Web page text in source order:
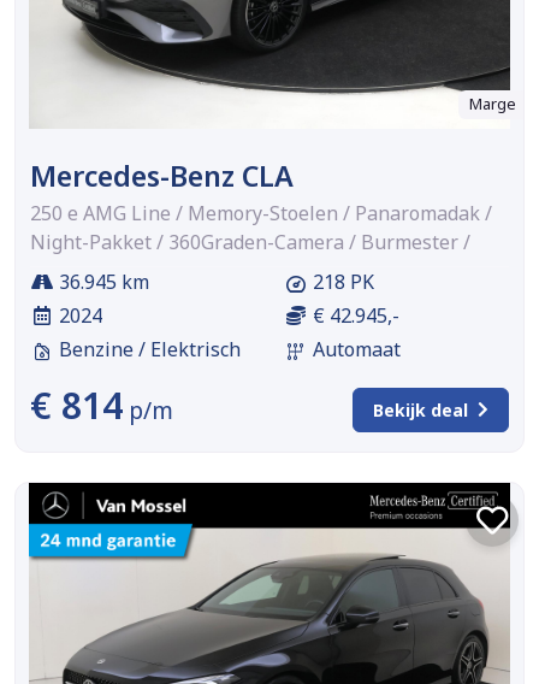
Marge
Mercedes-Benz CLA
250 e AMG Line / Memory-Stoelen / Panaromadak /
Night-Pakket / 360Graden-Camera / Burmester /
36.945 km
2024
Benzine / Elektrisch
218 PK
€ 42.945,-
Automaat
€ 814 p/m Bekijk deal